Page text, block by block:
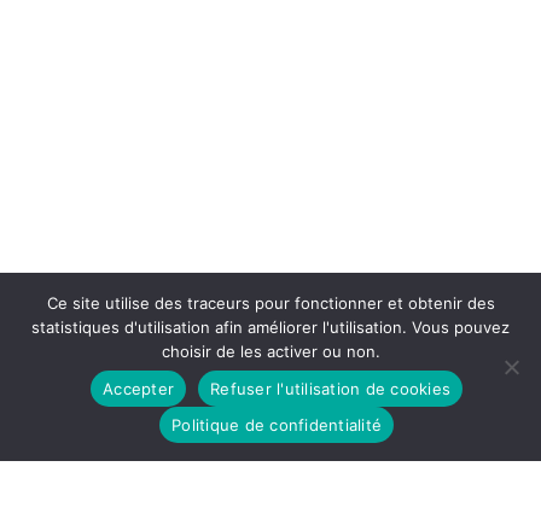
Ce site utilise des traceurs pour fonctionner et obtenir des
statistiques d'utilisation afin améliorer l'utilisation. Vous pouvez
choisir de les activer ou non.
Accepter
Refuser l'utilisation de cookies
Politique de confidentialité